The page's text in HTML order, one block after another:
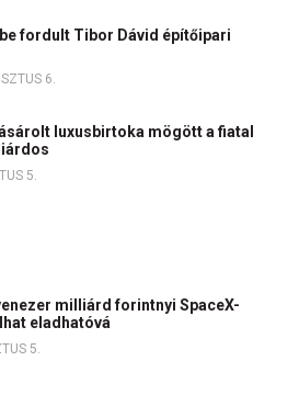
fordult Tibor Dávid építőipari
6.
luxusbirtoka mögött a fiatal
5.
milliárd forintnyi SpaceX-
eladhatóvá
5.